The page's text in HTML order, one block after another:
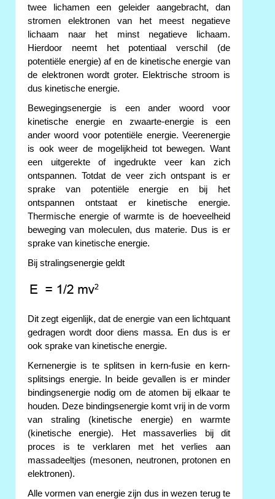
twee lichamen een geleider aangebracht, dan
stromen elektronen van het meest negatieve
lichaam naar het minst negatieve lichaam.
Hierdoor neemt het potentiaal verschil (de
potentiële energie) af en de kinetische energie van
de elektronen wordt groter. Elektrische stroom is
dus kinetische energie.
Bewegingsenergie is een ander woord voor
kinetische energie en zwaarte-energie is een
ander woord voor potentiële energie. Veerenergie
is ook weer de mogelijkheid tot bewegen. Want
een uitgerekte of ingedrukte veer kan zich
ontspannen. Totdat de veer zich ontspant is er
sprake van potentiële energie en bij het
ontspannen ontstaat er kinetische energie.
Thermische energie of warmte is de hoeveelheid
beweging van moleculen, dus materie. Dus is er
sprake van kinetische energie.
Bij stralingsenergie geldt
Dit zegt eigenlijk, dat de energie van een lichtquant
gedragen wordt door diens massa. En dus is er
ook sprake van kinetische energie.
Kernenergie is te splitsen in kern-fusie en kern-
splitsings energie. In beide gevallen is er minder
bindingsenergie nodig om de atomen bij elkaar te
houden. Deze bindingsenergie komt vrij in de vorm
van straling (kinetische energie) en warmte
(kinetische energie). Het massaverlies bij dit
proces is te verklaren met het verlies aan
massadeeltjes (mesonen, neutronen, protonen en
elektronen).
Alle vormen van energie zijn dus in wezen terug te